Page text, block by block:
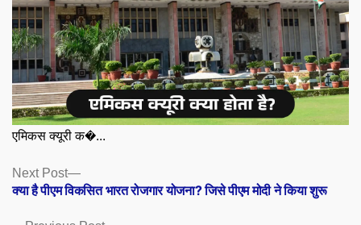
एमिकस क्यूरी क�...
Posts
navigation
Next Post
Next
post:
क्या है पीएम विकसित भारत रोजगार योजना? जिसे पीएम मोदी ने किया शुरू